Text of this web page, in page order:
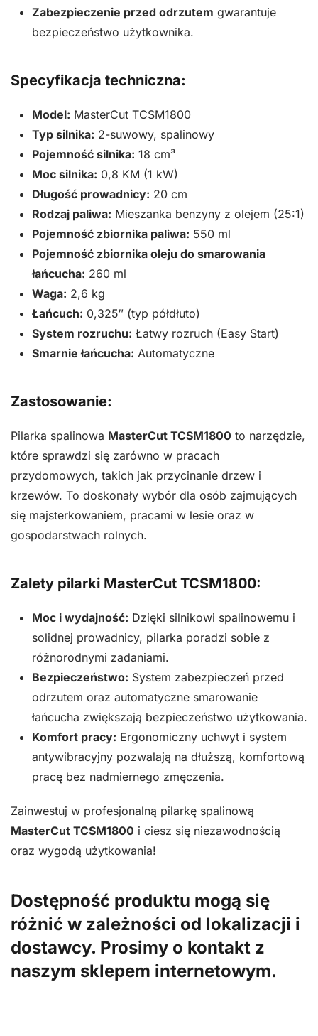
Zabezpieczenie przed odrzutem gwarantuje
bezpieczeństwo użytkownika.
Specyfikacja techniczna:
Model: MasterCut TCSM1800
Typ silnika: 2-suwowy, spalinowy
Pojemność silnika: 18 cm³
Moc silnika: 0,8 KM (1 kW)
Długość prowadnicy: 20 cm
Rodzaj paliwa: Mieszanka benzyny z olejem (25:1)
Pojemność zbiornika paliwa: 550 ml
Pojemność zbiornika oleju do smarowania
łańcucha: 260 ml
Waga: 2,6 kg
Łańcuch: 0,325″ (typ półdłuto)
System rozruchu: Łatwy rozruch (Easy Start)
Smarnie łańcucha: Automatyczne
Zastosowanie:
Pilarka spalinowa MasterCut TCSM1800 to narzędzie,
które sprawdzi się zarówno w pracach
przydomowych, takich jak przycinanie drzew i
krzewów. To doskonały wybór dla osób zajmujących
się majsterkowaniem, pracami w lesie oraz w
gospodarstwach rolnych.
Zalety pilarki MasterCut TCSM1800:
Moc i wydajność: Dzięki silnikowi spalinowemu i
solidnej prowadnicy, pilarka poradzi sobie z
różnorodnymi zadaniami.
Bezpieczeństwo: System zabezpieczeń przed
odrzutem oraz automatyczne smarowanie
łańcucha zwiększają bezpieczeństwo użytkowania.
Komfort pracy: Ergonomiczny uchwyt i system
antywibracyjny pozwalają na dłuższą, komfortową
pracę bez nadmiernego zmęczenia.
Zainwestuj w profesjonalną pilarkę spalinową
MasterCut TCSM1800 i ciesz się niezawodnością
oraz wygodą użytkowania!
Dostępność produktu mogą się
różnić w zależności od lokalizacji i
dostawcy. Prosimy o kontakt z
naszym sklepem internetowym.